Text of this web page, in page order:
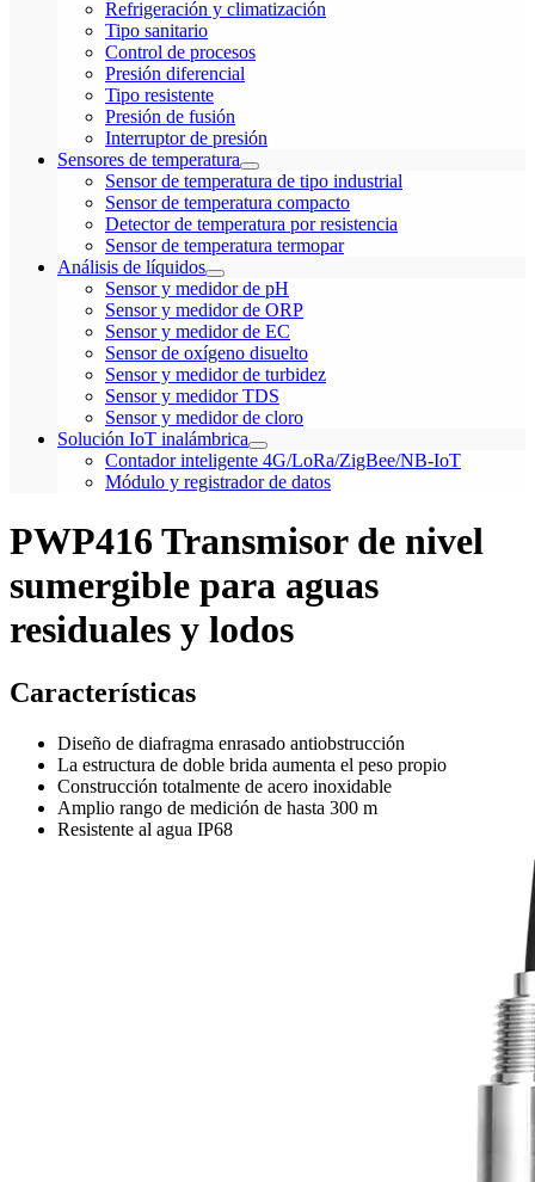
Refrigeración y climatización
Tipo sanitario
Control de procesos
Presión diferencial
Tipo resistente
Presión de fusión
Interruptor de presión
Sensores de temperatura
Sensor de temperatura de tipo industrial
Sensor de temperatura compacto
Detector de temperatura por resistencia
Sensor de temperatura termopar
Análisis de líquidos
Sensor y medidor de pH
Sensor y medidor de ORP
Sensor y medidor de EC
Sensor de oxígeno disuelto
Sensor y medidor de turbidez
Sensor y medidor TDS
Sensor y medidor de cloro
Solución IoT inalámbrica
Contador inteligente 4G/LoRa/ZigBee/NB-IoT
Módulo y registrador de datos
PWP416 Transmisor de nivel
sumergible para aguas
residuales y lodos
Características
Diseño de diafragma enrasado antiobstrucción
La estructura de doble brida aumenta el peso propio
Construcción totalmente de acero inoxidable
Amplio rango de medición de hasta 300 m
Resistente al agua IP68